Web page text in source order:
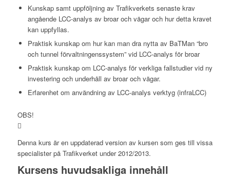
Kunskap samt uppföljning av Trafikverkets senaste krav
angående LCC-analys av broar och vägar och hur detta kravet
kan uppfyllas.
Praktisk kunskap om hur kan man dra nytta av BaTMan “bro
och tunnel förvaltningenssystem” vid LCC-analys för broar
Praktisk kunskap om LCC-analys för verkliga fallstudier vid ny
investering och underhåll av broar och vägar.
Erfarenhet om användning av LCC-analys verktyg (infraLCC)
OBS!
Denna kurs är en uppdaterad version av kursen som ges till vissa
specialister på Trafikverket under 2012/2013.
Kursens huvudsakliga innehåll